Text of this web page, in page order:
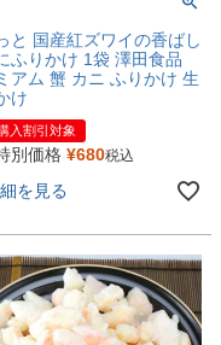
と 国産紅ズワイの香ばし
ふりかけ 1袋 澤田食品
アム 蟹 カニ ふりかけ 生
け
入割引対象
別価格 ¥680税込
を見る